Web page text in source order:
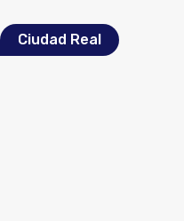
Ciudad Real